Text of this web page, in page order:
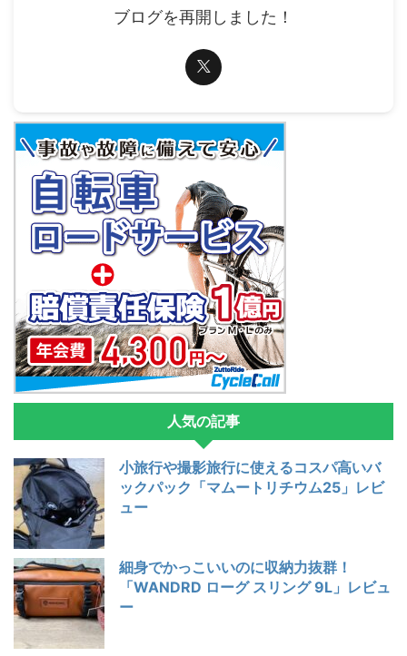
ブログを再開しました！
人気の記事
小旅行や撮影旅行に使えるコスパ高いバ
ックパック「マムートリチウム25」レビ
ュー
細身でかっこいいのに収納力抜群！
「WANDRD ローグ スリング 9L」レビュ
ー